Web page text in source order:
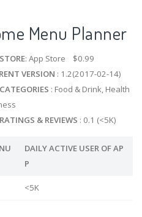
Menu Planner
: App Store $0.99
VERSION : 1.2(2017-02-14)
: Food & Drink, Health
& REVIEWS : 0.1 (<5K)
DAILY ACTIVE USER OF AP
P
<5K